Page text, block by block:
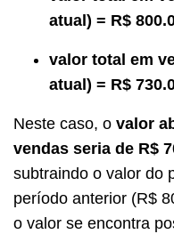
atual) = R$
valor total em
atual) = R$
Neste caso, o valor
vendas seria de R$
subtraindo o valor do
período anterior (R$
o valor se encontra